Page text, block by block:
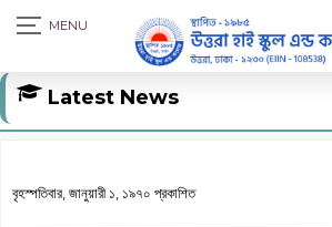
Latest News
বৃহস্পতিবার, জানুয়ারী ১, ১৯৭০ প্রকাশিত